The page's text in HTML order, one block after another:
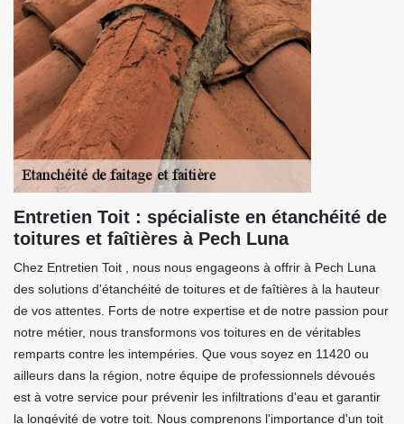
Entretien Toit : spécialiste en étanchéité de
toitures et faîtières à Pech Luna
Chez Entretien Toit , nous nous engageons à offrir à Pech Luna
des solutions d'étanchéité de toitures et de faîtières à la hauteur
de vos attentes. Forts de notre expertise et de notre passion pour
notre métier, nous transformons vos toitures en de véritables
remparts contre les intempéries. Que vous soyez en 11420 ou
ailleurs dans la région, notre équipe de professionnels dévoués
est à votre service pour prévenir les infiltrations d'eau et garantir
la longévité de votre toit. Nous comprenons l'importance d'un toit